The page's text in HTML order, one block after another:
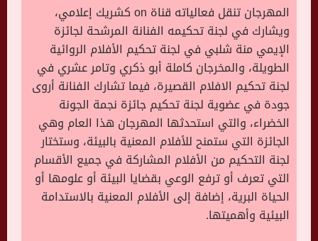
المهرجان تنقل فعالياته قناة on كشريك إعلامي،
ويشارك في لجنة تحكيمه الفنانة المرشحة لجائزة
الإيمي منة شلبي في لجنة تحكيم الأفلام الروائية
الطويلة، والمخرجان كاملة أبو ذكري وتامر عشري في
لجنة تحكيم الافلام القصيرة، فيما تشارك الفنانة أروى
جودة في عضوية لجنة تحكيم جائزة نجمة الجونة
الخضراء، والتي استحدثها المهرجان هذا العام وهي
الجائزة التي ستمنح للأفلام المعنية بالبيئة، وستختار
لجنة التحكيم من الأفلام المشاركة في جميع الأقسام
التي تعرف أو ترفع الوعي بقضايا البيئة أو علومها أو
الحياة البرية، إضافة إلى الأفلام المعنية بالاستدامة
البيئية وأهميتها.